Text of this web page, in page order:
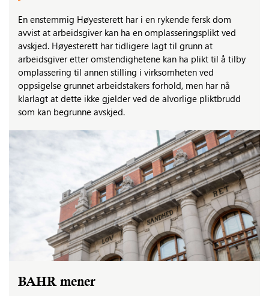
En enstemmig Høyesterett har i en rykende fersk dom
avvist at arbeidsgiver kan ha en omplasseringsplikt ved
avskjed. Høyesterett har tidligere lagt til grunn at
arbeidsgiver etter omstendighetene kan ha plikt til å tilby
omplassering til annen stilling i virksomheten ved
oppsigelse grunnet arbeidstakers forhold, men har nå
klarlagt at dette ikke gjelder ved de alvorlige pliktbrudd
som kan begrunne avskjed.
BAHR mener